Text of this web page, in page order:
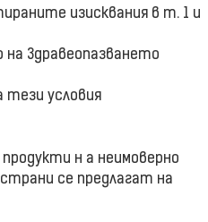
изисквания в т. 1 и
на Здравеопазването
условия
н а неимоверно
се предлагат на